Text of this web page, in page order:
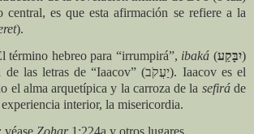
central, es que esta afirmación se refiere a la
).
término hebreo para “irrumpirá”, ibaká (יִבָּקַע)
de las letras de “Iaacov” (יַעֲקֹב). Iaacov es el
el alma arquetípica y la carroza de la sefiráde
interior, la misericordia.
Zohar1:224a y otros lugares.